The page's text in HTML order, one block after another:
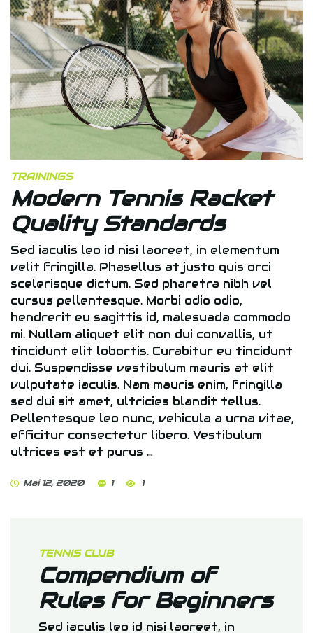
TRAININGS
Modern Tennis Racket
Quality Standards
Sed iaculis leo id nisi laoreet, in elementum
velit fringilla. Phasellus at justo quis orci
scelerisque dictum. Sed pharetra nibh vel
cursus pellentesque. Morbi odio odio,
hendrerit eu sagittis id, malesuada commodo
mi. Nullam aliquet elit non dui convallis, ut
tincidunt elit lobortis. Curabitur eu tincidunt
dui. Suspendisse vestibulum mauris at elit
vulputate iaculis. Nam mauris enim, fringilla
sed dui sit amet, ultricies blandit tellus.
Pellentesque leo nunc, vehicula a urna vitae,
efficitur consectetur libero. Vestibulum
ultrices est et purus …
Mai 12, 2020 1 1
TENNIS CLUB
Compendium of
Rules for Beginners
Sed iaculis leo id nisi laoreet, in